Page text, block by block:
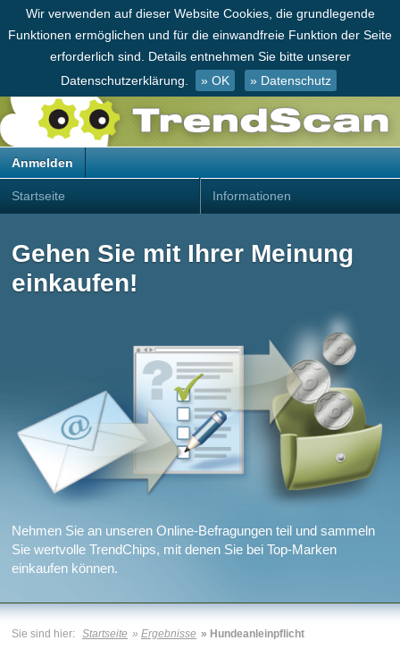
Wir verwenden auf dieser Website Cookies, die grundlegende
Funktionen ermöglichen und für die einwandfreie Funktion der Seite
erforderlich sind. Details entnehmen Sie bitte unserer
Datenschutzerklärung.
» OK » Datenschutz
Anmelden
Startseite Informationen
Gehen Sie mit Ihrer Meinung
einkaufen!
Nehmen Sie an unseren Online-Befragungen teil und sammeln
Sie wertvolle TrendChips, mit denen Sie bei Top-Marken
einkaufen können.
Sie sind hier: Startseite » Ergebnisse » Hundeanleinpflicht